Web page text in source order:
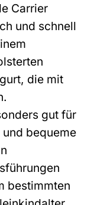
Carrier
und schnell
die mit
gut für
bequeme
bestimmten